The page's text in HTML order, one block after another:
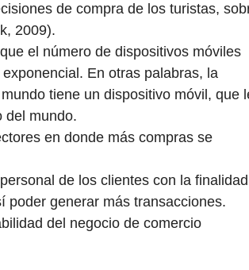
de compra de los turistas,
2009).
el número de dispositivos móviles
En otras palabras, la
tiene un dispositivo móvil, que
del mundo.
en donde más compras se
de los clientes con la finalidad
poder generar más transacciones.
del negocio de comercio